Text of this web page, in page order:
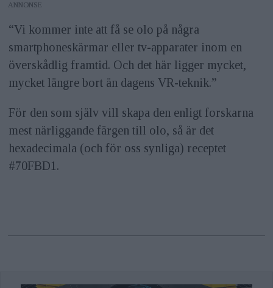
ANNONS
“Vi kommer inte att få se olo på några
smartphoneskärmar eller tv-apparater inom en
överskådlig framtid. Och det här ligger mycket,
mycket längre bort än dagens VR-teknik.”
För den som själv vill skapa den enligt forskarna
mest närliggande färgen till olo, så är det
hexadecimala (och för oss synliga) receptet
#70FBD1.